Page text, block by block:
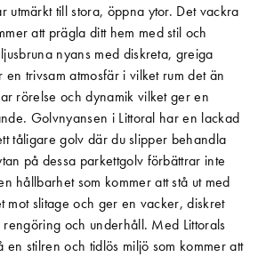
utmärkt till stora, öppna ytor. Det vackra
att prägla ditt hem med stil och
nyans med diskreta, greiga
trivsam atmosfär i vilket rum det än
rörelse och dynamik vilket ger en
Golvnyansen i Littoral har en lackad
tåligare golv där du slipper behandla
på dessa parkettgolv förbättrar inte
hållbarhet som kommer att stå ut med
mot slitage och ger en vacker, diskret
och underhåll. Med Littorals
stilren och tidlös miljö som kommer att